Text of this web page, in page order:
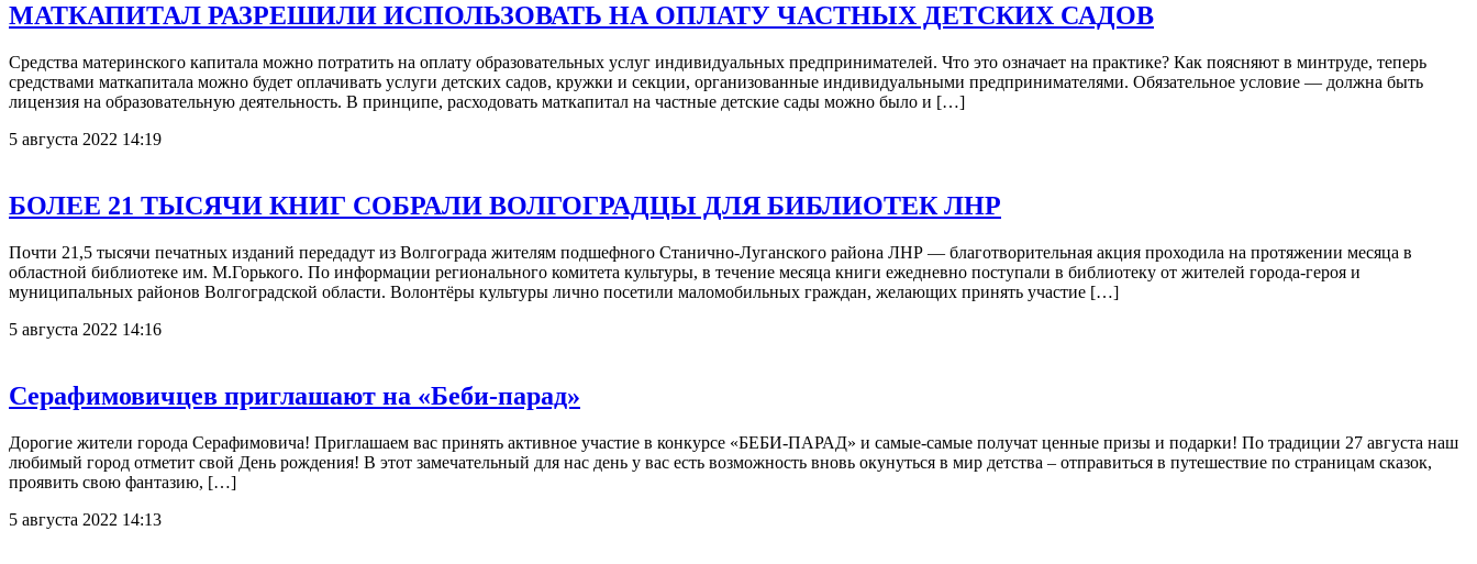
МАТКАПИТАЛ РАЗРЕШИЛИ ИСПОЛЬЗОВАТЬ НА ОПЛАТУ ЧАСТНЫХ ДЕТСКИХ САДОВ
Средства материнского капитала можно потратить на оплату образовательных услуг индивидуальных предпринимателей. Что это означает на практике? Как поясняют в минтруде, теперь
средствами маткапитала можно будет оплачивать услуги детских садов, кружки и секции, организованные индивидуальными предпринимателями. Обязательное условие — должна быть
лицензия на образовательную деятельность. В принципе, расходовать маткапитал на частные детские сады можно было и […]
5 августа 2022 14:19
БОЛЕЕ 21 ТЫСЯЧИ КНИГ СОБРАЛИ ВОЛГОГРАДЦЫ ДЛЯ БИБЛИОТЕК ЛНР
Почти 21,5 тысячи печатных изданий передадут из Волгограда жителям подшефного Станично-Луганского района ЛНР — благотворительная акция проходила на протяжении месяца в
областной библиотеке им. М.Горького. По информации регионального комитета культуры, в течение месяца книги ежедневно поступали в библиотеку от жителей города-героя и
муниципальных районов Волгоградской области. Волонтёры культуры лично посетили маломобильных граждан, желающих принять участие […]
5 августа 2022 14:16
Серафимовичцев приглашают на «Беби-парад»
Дорогие жители города Серафимовича! Приглашаем вас принять активное участие в конкурсе «БЕБИ-ПАРАД» и самые-самые получат ценные призы и подарки! По традиции 27 августа наш
любимый город отметит свой День рождения! В этот замечательный для нас день у вас есть возможность вновь окунуться в мир детства – отправиться в путешествие по страницам сказок,
проявить свою фантазию, […]
5 августа 2022 14:13